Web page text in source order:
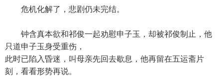
危机化解了，悲剧仍未完结。
钟含真本欲和祁俊一起劝慰申子玉，却被祁俊制止，他
只道申子玉身受重伤，
此时已陷入昏迷，叫母亲先回去歇息，他再留在五运斋片
刻，看看形势再说。